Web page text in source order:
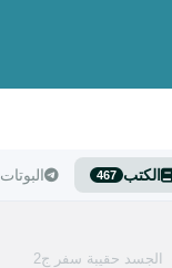
الكتب 467 البوتات
الجسد حقيبة سفر ج2